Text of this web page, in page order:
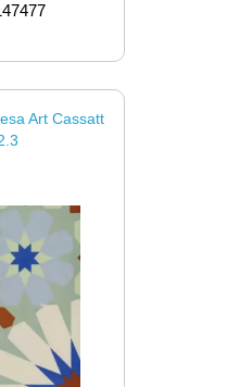
Art Cassatt